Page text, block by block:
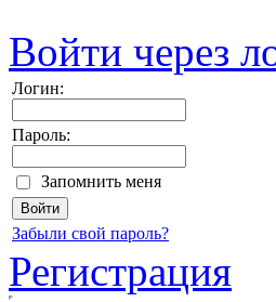
Войти через
Логин:
Пароль:
Запомнить меня
Забыли свой пароль?
Регистрация